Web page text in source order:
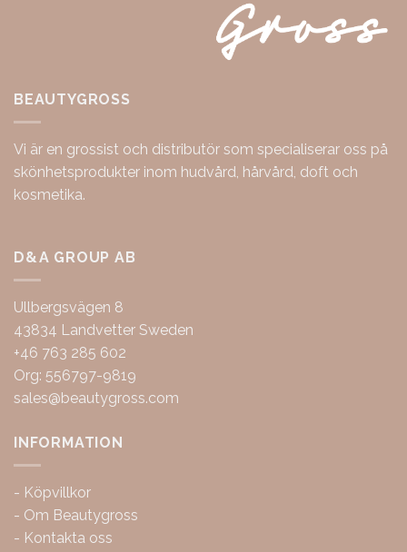
BEAUTYGROSS
Vi är en grossist och distributör som specialiserar oss på
skönhetsprodukter inom hudvård, hårvård, doft och
kosmetika.
D&A GROUP AB
Ullbergsvägen 8
43834 Landvetter Sweden
+46 763 285 602
Org: 556797-9819
sales@beautygross.com
INFORMATION
- Köpvillkor
- Om Beautygross
- Kontakta oss